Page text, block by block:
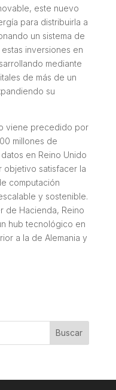
este nuevo
para distribuirla a
un sistema de
inversiones en
mediante
de más de un
su
viene precedido por
millones de
en Reino Unido
objetivo satisfacer la
computación
y sostenible.
de Hacienda, Reino
hub tecnológico en
a la de Alemania y
Buscar